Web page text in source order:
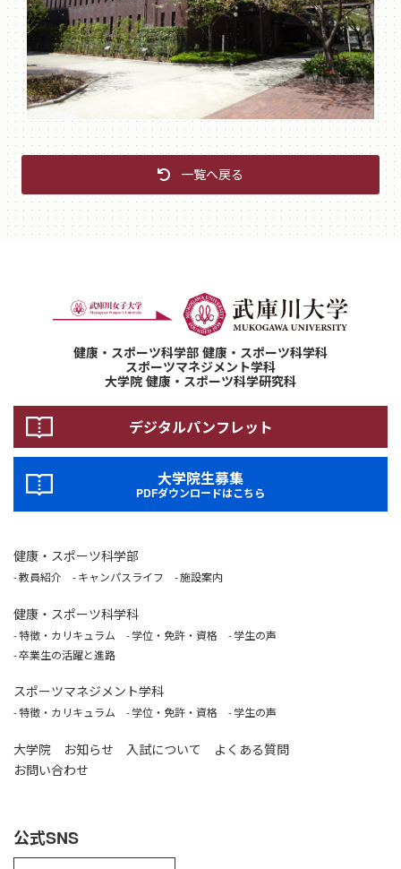
一覧へ戻る
健康・スポーツ科学部 健康・スポーツ科学科
スポーツマネジメント学科
大学院 健康・スポーツ科学研究科
デジタルパンフレット
大学院生募集
PDFダウンロードはこちら
健康・スポーツ科学部
教員紹介 キャンパスライフ 施設案内
健康・スポーツ科学科
特徴・カリキュラム 学位・免許・資格
学生の声
卒業生の活躍と進路
スポーツマネジメント学科
特徴・カリキュラム 学位・免許・資格 学生の声
大学院 お知らせ 入試について
よくある質問
お問い合わせ
公式SNS